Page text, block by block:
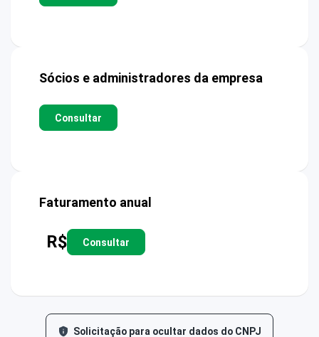
Sócios e administradores da empresa
Consultar
Faturamento anual
R$ Consultar
Solicitação para ocultar dados do CNPJ